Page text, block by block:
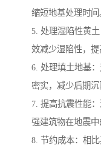
缩短地基处理时间
5. 处理湿陷性黄
效减少湿陷性，提
6. 处理填土地基
密实，减少后期沉
7. 提高抗震性能
强建筑物在地震中
8. 节约成本：相